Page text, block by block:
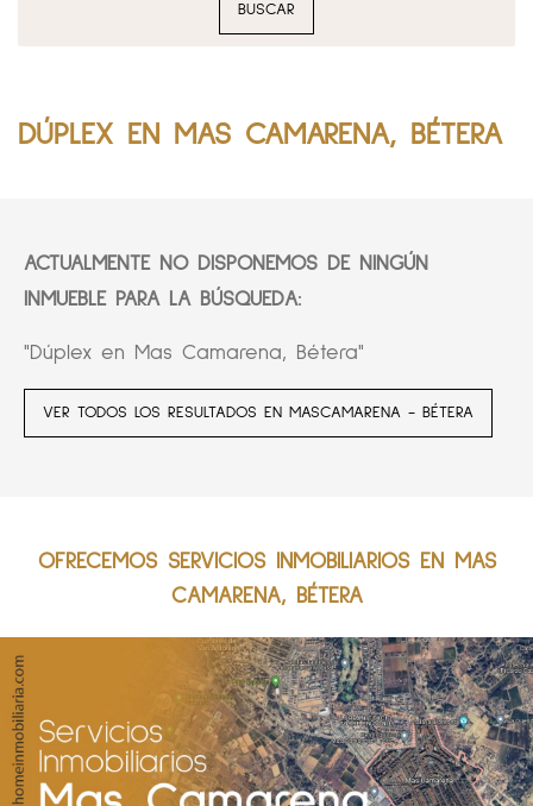
BUSCAR
DÚPLEX EN MAS CAMARENA, BÉTERA
ACTUALMENTE NO DISPONEMOS DE NINGÚN
INMUEBLE PARA LA BÚSQUEDA:
"Dúplex en Mas Camarena, Bétera"
VER TODOS LOS RESULTADOS EN MASCAMARENA - BÉTERA
OFRECEMOS SERVICIOS INMOBILIARIOS EN MAS
CAMARENA, BÉTERA